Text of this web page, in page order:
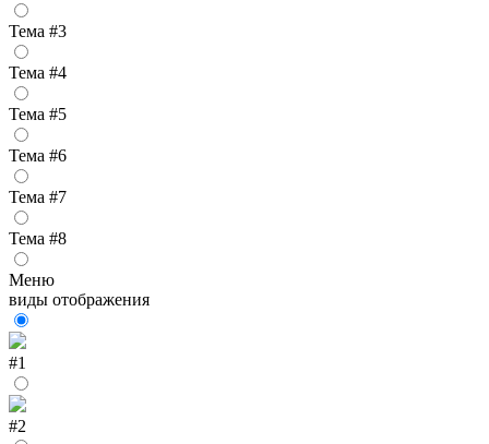
Тема #3
Тема #4
Тема #5
Тема #6
Тема #7
Тема #8
Меню
виды отображения
#1
#2